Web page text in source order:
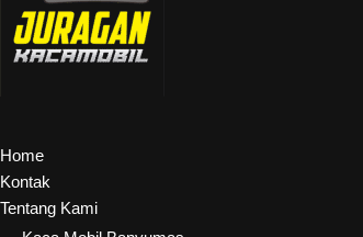
Home
Kontak
Tentang Kami